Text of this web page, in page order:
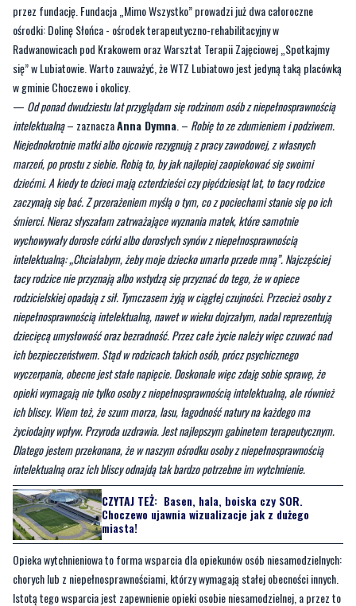
się” w Lubiatowie. Warto zauważyć, że WTZ Lubiatowo jest jedyną taką placówką
w gminie Choczewo i okolicy.
—Od ponad dwudziestu lat przyglądam się rodzinom osób z niepełnosprawnością
intelektualną– zaznaczaAnna Dymna. – Robię to ze zdumieniem i podziwem.
Niejednokrotnie matki albo ojcowie rezygnują z pracy zawodowej, z własnych
marzeń, po prostu z siebie. Robią to, by jak najlepiej zaopiekować się swoimi
dziećmi. A kiedy te dzieci mają czterdzieści czy pięćdziesiąt lat, to tacy rodzice
zaczynają się bać. Z przerażeniem myślą o tym, co z pociechami stanie się po ich
śmierci. Nieraz słyszałam zatrważające wyznania matek, które samotnie
wychowywały dorosłe córki albo dorosłych synów z niepełnosprawnością
intelektualną: „Chciałabym, żeby moje dziecko umarło przede mną”. Najczęściej
tacy rodzice nie przyznają albo wstydzą się przyznać do tego, że w opiece
rodzicielskiej opadają z sił. Tymczasem żyją w ciągłej czujności. Przecież osoby z
niepełnosprawnością intelektualną, nawet w wieku dojrzałym, nadal reprezentują
dziecięcą umysłowość oraz bezradność. Przez całe życie należy więc czuwać nad
ich bezpieczeństwem. Stąd w rodzicach takich osób, prócz psychicznego
wyczerpania, obecne jest stałe napięcie. Doskonale więc zdaję sobie sprawę, że
opieki wymagają nie tylko osoby z niepełnosprawnością intelektualną, ale również
ich bliscy. Wiem też, że szum morza, lasu, łagodność natury na każdego ma
życiodajny wpływ. Przyroda uzdrawia. Jest najlepszym gabinetem terapeutycznym.
Dlatego jestem przekonana, że w naszym ośrodku osoby z niepełnosprawnością
intelektualną oraz ich bliscy odnajdą tak bardzo potrzebne im wytchnienie.
CZYTAJ TEŻ:
Basen, hala, boiska czy SOR.
Choczewo ujawnia wizualizacje jak z dużego
miasta!
Opieka wytchnieniowa to forma wsparcia dla opiekunów osób niesamodzielnych:
chorych lub z niepełnosprawnościami, którzy wymagają stałej obecności innych.
Istotą tego wsparcia jest zapewnienie opieki osobie niesamodzielnej, a przez to
czasowe odciążenie opiekuna od codziennych obowiązków.
Uroczyste otwarcie ośrodka odbędzie się 21 lipca 2025 roku.
Byliście świadkami zdarzenia w naszym regionie? Chcecie aby